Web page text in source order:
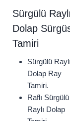
Sürgülü Raylı
Dolap
Tamiri
Sürgülü Raylı
Dolap Ray
Tamiri.
Raflı Sürgülü
Raylı Dolap